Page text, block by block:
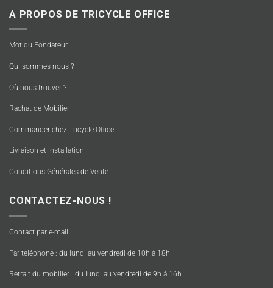
A PROPOS DE TRICYCLE OFFICE
Mot du Fondateur
Qui sommes nous ?
Où nous trouver ?
Rachat de Mobilier
Commander chez Tricycle Office
Livraison et installation
Conditions Générales de Vente
CONTACTEZ-NOUS !
Contact par e-mail
Par téléphone : du lundi au vendredi de 10h à 18h
Retrait du mobilier : du lundi au vendredi de 9h à 16h